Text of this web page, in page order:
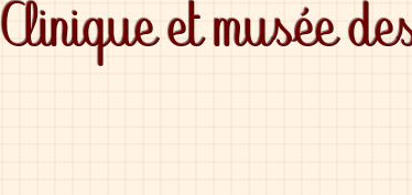
Clinique et musée